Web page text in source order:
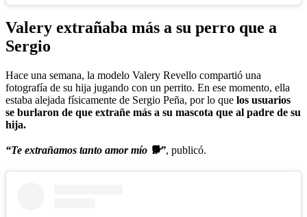
Valery extrañaba más a su perro que a
Sergio
Hace una semana, la modelo Valery Revello compartió una
fotografía de su hija jugando con un perrito. En ese momento, ella
estaba alejada físicamente de Sergio Peña, por lo que los usuarios
se burlaron de que extrañe más a su mascota que al padre de su
hija.
“Te extrañamos tanto amor mío 🐕”, publicó.